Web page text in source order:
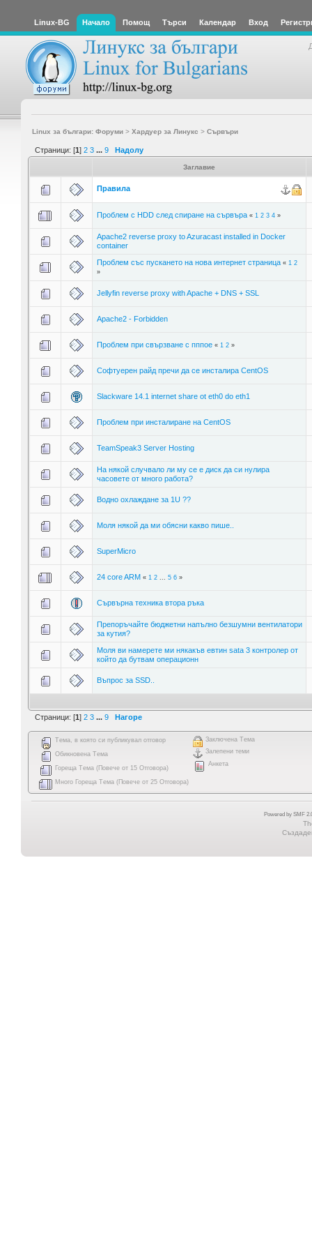
Linux-BG Начало Помощ Търси Календар Вход
Linux за българи: Форуми> Хардуер за Линукс > Сървъри
Страници: [1] 2 3 ... 9 Надолу
Заглавие
Правила
Проблем с HDD след спиране на сървъра « 1 2 3 4»
Apache2 reverse proxy to Azuracast installed in Docker
container
Проблем със пускането на нова интернет страница « 1 2
»
Jellyfin reverse proxy with Apache + DNS + SSL
Apache2 - Forbidden
Проблем при свързване с пппое « 1 2»
Софтуерен райд пречи да се инсталира CentOS
Slackware 14.1 internet share ot eth0 do eth1
Проблем при инсталиране на CentOS
TeamSpeak3 Server Hosting
На някой случвало ли му се е диск да си нулира
часовете от много работа?
Водно охлаждане за 1U ??
Моля някой да ми обясни какво пише..
SuperMicro
24 core ARM « 1 2... 5 6»
Сървърна техника втора ръка
Препоръчайте бюджетни напълно безшумни вентилатори
за кутия?
Моля ви намерете ми някакъв евтин sata 3 контролер от
който да бутвам операционн
Въпрос за SSD..
Страници: [1] 2 3 ... 9 Нагоре
Тема, в която си публикувал отговор
Обикновена Тема
Гореща Тема (Повече от 15 Отговора)
Много Гореща Тема (Повече от 25 Отговора)
Заключена Тема
Залепени теми
Анкета
Powered by SMF